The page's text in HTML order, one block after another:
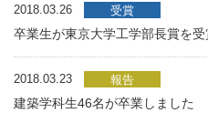
2018.03.26 受賞
卒業生が東京大学工学部長賞を受
2018.03.23 報告
建築学科生46名が卒業しました